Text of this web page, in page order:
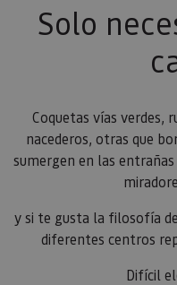
Solo
Coquetas vías verdes,
nacederos, otras que
sumergen en las
y si te gusta la filosofía
diferentes centros
Difícil